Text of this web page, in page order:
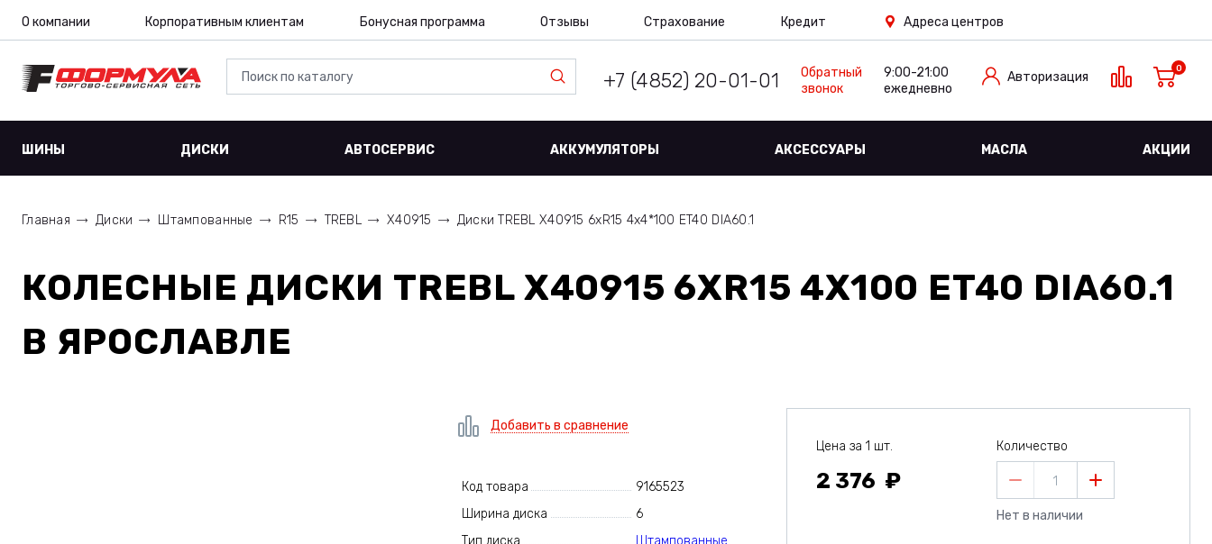
О компании Корпоративным клиентам Бонусная программа Отзывы Страхование Кредит Адреса центров
+7 (4852) 20-01-01
Обратный
звонок
9:00-21:00
ежедневно
Авторизация
0
ШИНЫ ДИСКИ АВТОСЕРВИС АККУМУЛЯТОРЫ АКСЕССУАРЫ МАСЛА АКЦИИ
Главная Диски Штампованные R15 TREBL X40915 Диски TREBL X40915 6xR15 4x4*100 ET40 DIA60.1
КОЛЕСНЫЕ ДИСКИ TREBL X40915 6XR15 4X100 ET40 DIA60.1
В ЯРОСЛАВЛЕ
Добавить в сравнение
Код товара
9165523
Ширина диска
6
Тип диска
Штампованные
Цена за 1 шт.
2 376
Количество
1
Нет в наличии